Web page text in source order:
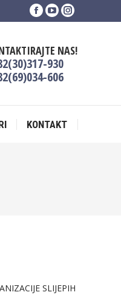
Facebook
in
new
window
YouTube
in
new
window
Instagram
in
NAS!
930
606
KONTAKT
SLIJEPIH
KONTAKT